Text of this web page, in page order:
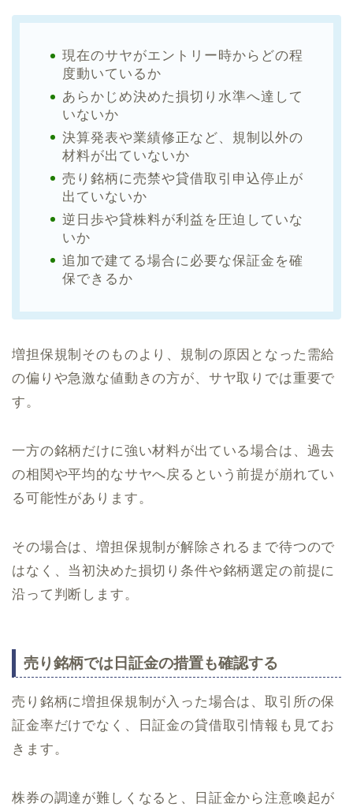
現在のサヤがエントリー時からどの程
度動いているか
あらかじめ決めた損切り水準へ達して
いないか
決算発表や業績修正など、規制以外の
材料が出ていないか
売り銘柄に売禁や貸借取引申込停止が
出ていないか
逆日歩や貸株料が利益を圧迫していな
いか
追加で建てる場合に必要な保証金を確
保できるか
増担保規制そのものより、規制の原因となった需給
の偏りや急激な値動きの方が、サヤ取りでは重要で
す。
一方の銘柄だけに強い材料が出ている場合は、過去
の相関や平均的なサヤへ戻るという前提が崩れてい
る可能性があります。
その場合は、増担保規制が解除されるまで待つので
はなく、当初決めた損切り条件や銘柄選定の前提に
沿って判断します。
売り銘柄では日証金の措置も確認する
売り銘柄に増担保規制が入った場合は、取引所の保
証金率だけでなく、日証金の貸借取引情報も見てお
きます。
株券の調達が難しくなると、日証金から注意喚起が